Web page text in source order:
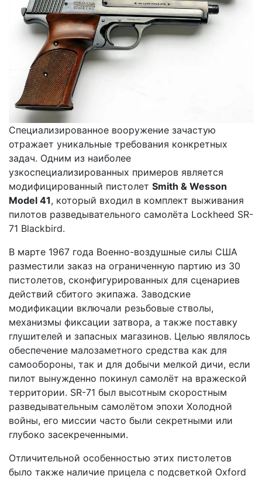
Специализированное вооружение зачастую
отражает уникальные требования конкретных
задач. Одним из наиболее
узкоспециализированных примеров является
модифицированный пистолет Smith & Wesson
Model 41, который входил в комплект выживания
пилотов разведывательного самолёта Lockheed SR-
71 Blackbird.
В марте 1967 года Военно-воздушные силы США
разместили заказ на ограниченную партию из 30
пистолетов, сконфигурированных для сценариев
действий сбитого экипажа. Заводские
модификации включали резьбовые стволы,
механизмы фиксации затвора, а также поставку
глушителей и запасных магазинов. Целью являлось
обеспечение малозаметного средства как для
самообороны, так и для добычи мелкой дичи, если
пилот вынужденно покинул самолёт на вражеской
территории. SR-71 был высотным скоростным
разведывательным самолётом эпохи Холодной
войны, его миссии часто были секретными или
глубоко засекреченными.
Отличительной особенностью этих пистолетов
было также наличие прицела с подсветкой Oxford